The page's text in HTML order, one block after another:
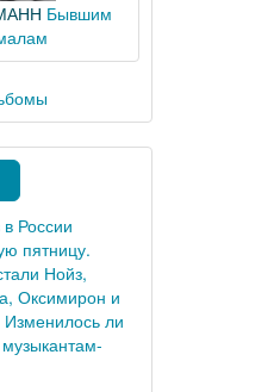
Бывшим
России
пятницу.
Нойз,
Оксимирон и
Изменилось ли